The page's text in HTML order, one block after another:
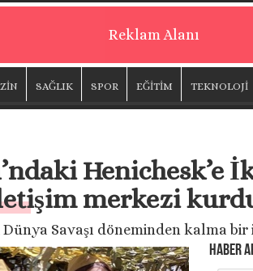
Reklam Alanı
SAĞLIK SPOR EĞİTİM TEKNOLOJİ
Henichesk’e
merkezi
Savaşı döneminden kalma
Haber